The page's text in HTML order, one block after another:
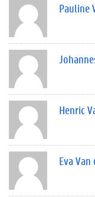
Pauline
Henric
Eva